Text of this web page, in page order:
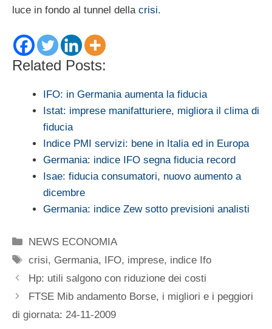
luce in fondo al tunnel della crisi.
Related Posts:
IFO: in Germania aumenta la fiducia
Istat: imprese manifatturiere, migliora il clima di
fiducia
Indice PMI servizi: bene in Italia ed in Europa
Germania: indice IFO segna fiducia record
Isae: fiducia consumatori, nuovo aumento a
dicembre
Germania: indice Zew sotto previsioni analisti
Categorie
NEWS ECONOMIA
Tag
crisi, Germania, IFO, imprese, indice Ifo
Hp: utili salgono con riduzione dei costi
FTSE Mib andamento Borse, i migliori e i peggiori
di giornata: 24-11-2009